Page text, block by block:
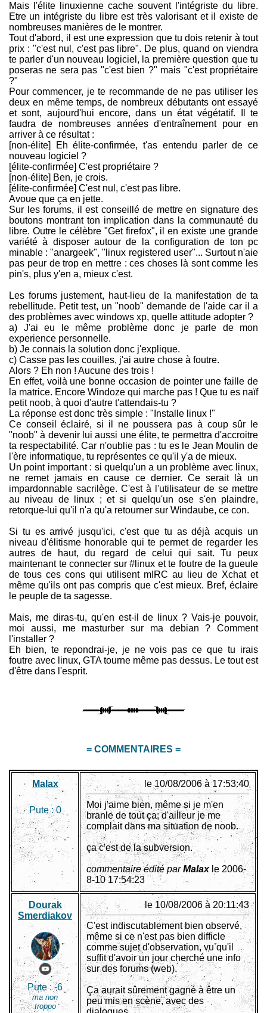
Mais l'élite linuxienne cache souvent l'intégriste du libre.
Etre un intégriste du libre est très valorisant et il existe de
nombreuses manières de le montrer.
Tout d'abord, il est une expression que tu dois retenir à tout
prix : "c'est nul, c'est pas libre". De plus, quand on viendra
te parler d'un nouveau logiciel, la première question que tu
poseras ne sera pas "c'est bien ?" mais "c'est propriétaire
?"
Pour commencer, je te recommande de ne pas utiliser les
deux en même temps, de nombreux débutants ont essayé
et sont, aujourd'hui encore, dans un état végétatif. Il te
faudra de nombreuses années d'entraînement pour en
arriver à ce résultat :
[non-élite] Eh élite-confirmée, t'as entendu parler de ce
nouveau logiciel ?
[élite-confirmée] C'est propriétaire ?
[non-élite] Ben, je crois.
[élite-confirmée] C'est nul, c'est pas libre.
Avoue que ça en jette.
Sur les forums, il est conseillé de mettre en signature des
boutons montrant ton implication dans la communauté du
libre. Outre le célèbre "Get firefox", il en existe une grande
variété à disposer autour de la configuration de ton pc
minable : "anargeek", "linux registered user"... Surtout n'aie
pas peur de trop en mettre : ces choses là sont comme les
pin's, plus y'en a, mieux c'est.
Les forums justement, haut-lieu de la manifestation de ta
rebellitude. Petit test, un "noob" demande de l'aide car il a
des problèmes avec windows xp, quelle attitude adopter ?
a) J'ai eu le même problème donc je parle de mon
experience personnelle.
b) Je connais la solution donc j'explique.
c) Casse pas les couilles, j'ai autre chose à foutre.
Alors ? Eh non ! Aucune des trois !
En effet, voilà une bonne occasion de pointer une faille de
la matrice. Encore Windoze qui marche pas ! Que tu es naïf
petit noob, à quoi d'autre t'attendais-tu ?
La réponse est donc très simple : "Installe linux !"
Ce conseil éclairé, si il ne poussera pas à coup sûr le
"noob" à devenir lui aussi une élite, te permettra d'accroitre
ta respectabilité. Car n'oublie pas : tu es le Jean Moulin de
l'ère informatique, tu représentes ce qu'il y'a de mieux.
Un point important : si quelqu'un a un problème avec linux,
ne remet jamais en cause ce dernier. Ce serait là un
impardonnable sacrilège. C'est à l'utilisateur de se mettre
au niveau de linux ; et si quelqu'un ose s'en plaindre,
retorque-lui qu'il n'a qu'a retourner sur Windaube, ce con.
Si tu es arrivé jusqu'ici, c'est que tu as déjà acquis un
niveau d'élitisme honorable qui te permet de regarder les
autres de haut, du regard de celui qui sait. Tu peux
maintenant te connecter sur #linux et te foutre de la gueule
de tous ces cons qui utilisent mIRC au lieu de Xchat et
même qu'ils ont pas compris que c'est mieux. Bref, éclaire
le peuple de ta sagesse.
Mais, me diras-tu, qu'en est-il de linux ? Vais-je pouvoir,
moi aussi, me masturber sur ma debian ? Comment
l'installer ?
Eh bien, te repondrai-je, je ne vois pas ce que tu irais
foutre avec linux, GTA tourne même pas dessus. Le tout est
d'être dans l'esprit.
= COMMENTAIRES =
Malax
Pute :0
le 10/08/2006 à 17:53:40
Moi j'aime bien, même si je m'en
branle de tout ça; d'ailleur je me
complait dans ma situation de noob.
ça c'est de la subversion.
commentaire édité parMalaxle 2006-
8-10 17:54:23
Dourak
Smerdiakov
Pute :-6
ma non
troppo
le 10/08/2006 à 20:11:43
C'est indiscutablement bien observé,
même si ce n'est pas bien difficle
comme sujet d'observation, vu qu'il
suffit d'avoir un jour cherché une info
sur des forums (web).
Ça aurait sûrement gagné à être un
peu mis en scène, avec des